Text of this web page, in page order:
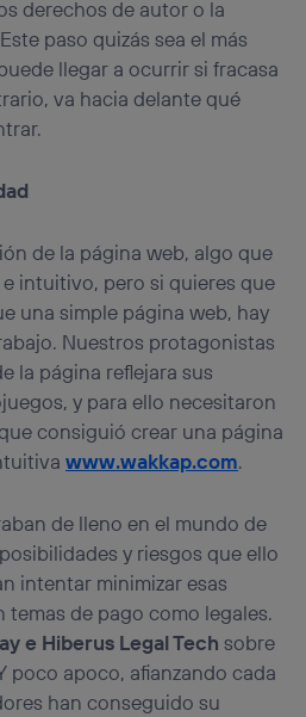
derechos de autor o la
paso quizás sea el más
llegar a ocurrir si fracasa
va hacia delante qué
de la página web, algo que
intuitivo, pero si quieres que
una simple página web, hay
Nuestros protagonistas
la página reflejara sus
y para ello necesitaron
consiguió crear una página
www.wakkap.com.
de lleno en el mundo de
y riesgos que ello
intentar minimizar esas
de pago como legales.
e Hiberus Legal Tech sobre
poco apoco, afianzando cada
han conseguido su